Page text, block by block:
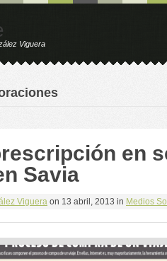
Viguera
en
Savia
Viguera on 13 abril, 2013 in Medios